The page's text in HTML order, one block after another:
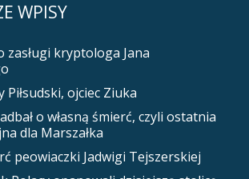
WPISY
zasługi kryptologa Jana
Piłsudski, ojciec Ziuka
o własną śmierć, czyli ostatnia
dla Marszałka
peowiaczki Jadwigi Tejszerskiej